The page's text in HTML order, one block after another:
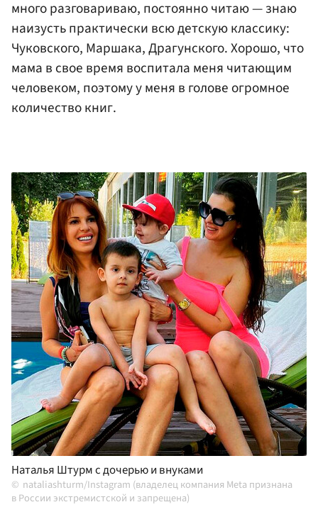
много разговариваю, постоянно читаю — знаю
наизусть практически всю детскую классику:
Чуковского, Маршака, Драгунского. Хорошо, что
мама в свое время воспитала меня читающим
человеком, поэтому у меня в голове огромное
количество книг.
Наталья Штурм с дочерью и внуками
nataliashturm/Instagram (владелец компания Meta признана
в России экстремистской и запрещена)